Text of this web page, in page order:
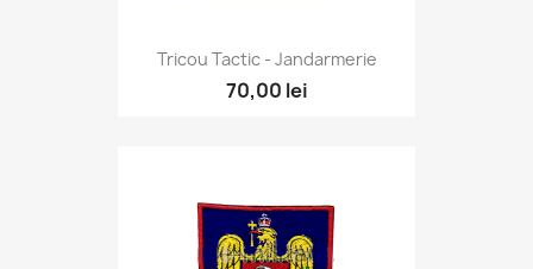
Tricou Tactic - Jandarmerie
70,00 lei